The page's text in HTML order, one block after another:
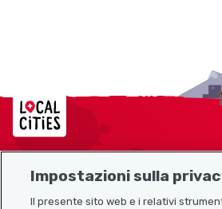
Localcities
Impostazioni sulla
Il presente sito web e i relativi